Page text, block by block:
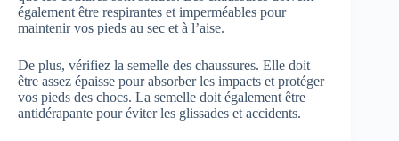
également être respirantes et imperméables pour
maintenir vos pieds au sec et à l’aise.
De plus, vérifiez la semelle des chaussures. Elle doit
être assez épaisse pour absorber les impacts et protéger
vos pieds des chocs. La semelle doit également être
antidérapante pour éviter les glissades et accidents.